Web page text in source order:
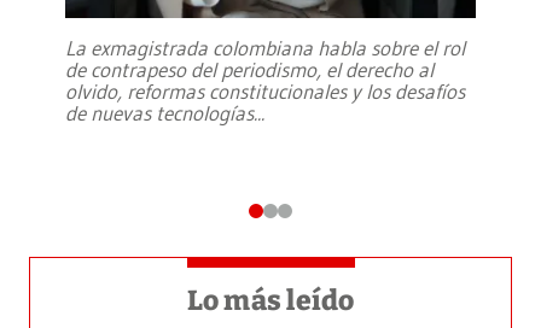
La exmagistrada colombiana habla sobre el rol
de contrapeso del periodismo, el derecho al
olvido, reformas constitucionales y los desafíos
de nuevas tecnologías...
Lo más leído